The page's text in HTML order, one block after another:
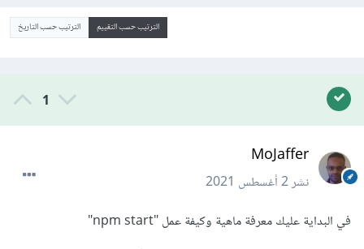
الترتيب حسب التقييم الترتيب حسب التاريخ
1
MoJaffer
نشر2 أغسطس 2021
في البداية عليك معرفة ماهية وكيفة عمل "npm start"